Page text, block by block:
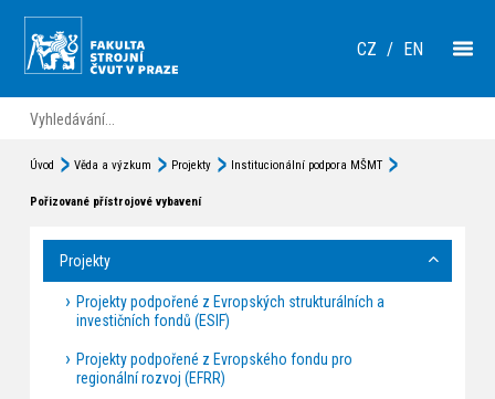
CZ / EN
Úvod Věda a výzkum Projekty Institucionální podpora MŠMT
Pořizované přístrojové vybavení
Projekty
Projekty podpořené z Evropských strukturálních a
investičních fondů (ESIF)
Projekty podpořené z Evropského fondu pro
regionální rozvoj (EFRR)